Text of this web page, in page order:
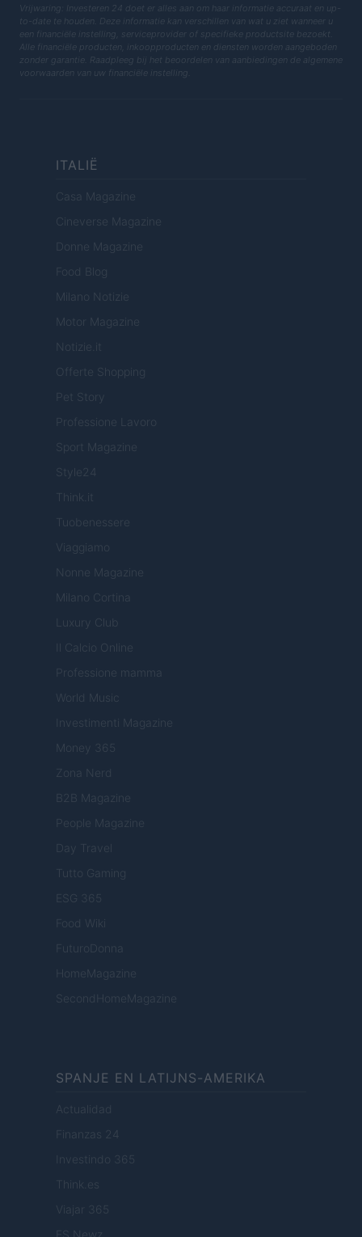
Vrijwaring: Investeren 24 doet er alles aan om haar informatie accuraat en up-
to-date te houden. Deze informatie kan verschillen van wat u ziet wanneer u
een financiële instelling, serviceprovider of specifieke productsite bezoekt.
Alle financiële producten, inkoopproducten en diensten worden aangeboden
zonder garantie. Raadpleeg bij het beoordelen van aanbiedingen de algemene
voorwaarden van uw financiële instelling.
ITALIË
Casa Magazine
Cineverse Magazine
Donne Magazine
Food Blog
Milano Notizie
Motor Magazine
Notizie.it
Offerte Shopping
Pet Story
Professione Lavoro
Sport Magazine
Style24
Think.it
Tuobenessere
Viaggiamo
Nonne Magazine
Milano Cortina
Luxury Club
Il Calcio Online
Professione mamma
World Music
Investimenti Magazine
Money 365
Zona Nerd
B2B Magazine
People Magazine
Day Travel
Tutto Gaming
ESG 365
Food Wiki
FuturoDonna
HomeMagazine
SecondHomeMagazine
SPANJE EN LATIJNS-AMERIKA
Actualidad
Finanzas 24
Investindo 365
Think.es
Viajar 365